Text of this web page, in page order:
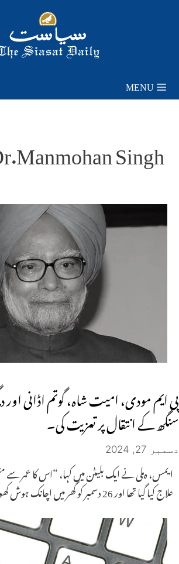
MENU
Singh
پی ایم مودی، امیت شاہ، گوتم اڈانی
سنگھ کے انتقال پر تعزیت کی۔
دسمبر 27, 2024
ایمس، دہلی نے ایک بلیٹن میں کہا، “اس کا عمر سے
علاج کیا گیا تھا اور 26 دسمبر کو گھر میں اچانک ہوش کھو بیٹھا تھا۔”